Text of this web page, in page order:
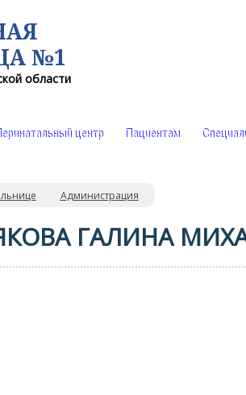
№1
области
центр Пациентам
Администрация
ГАЛИНА